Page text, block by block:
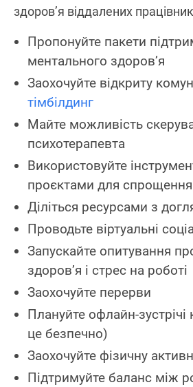
здоров’я віддалених
Пропонуйте пакети
ментального здоров’я
Заохочуйте відкриту
тімбілдинг
Майте можливість
психотерапевта
Використовуйте
проєктами для
Діліться ресурсами з
Проводьте віртуальні
Запускайте опитування
здоров’я і стрес на роботі
Заохочуйте перерви
Плануйте офлайн-
це безпечно)
Заохочуйте фізичну
Підтримуйте баланс між